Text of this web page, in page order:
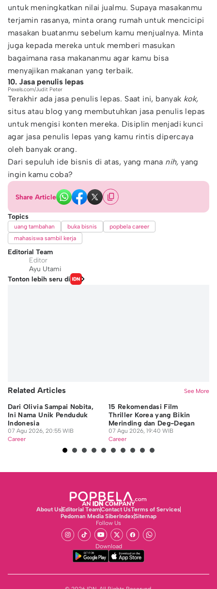
untuk meningkatkan nilai jualmu. Supaya masakanmu
terjamin rasanya, minta orang rumah untuk mencicipi
masakan buatanmu sebelum kamu menjualnya. Minta
juga kepada mereka untuk memberi masukan
bagaimana rasa makananmu agar kamu bisa
menyajikan makanan yang terbaik.
10. Jasa penulis lepas
Pexels.com/Judit Peter
Terakhir ada jasa penulis lepas. Saat ini, banyak kok,
situs atau blog yang membutuhkan jasa penulis lepas
untuk mengisi konten mereka. Disiplin menjadi kunci
agar jasa penulis lepas yang kamu rintis dipercaya
oleh banyak orang.
Dari sepuluh ide bisnis di atas, yang mana nih,yang
ingin kamu coba?
Share Article
Topics
uang tambahan buka bisnis
popbela career
mahasiswa sambil kerja
Editorial Team
Editor
Ayu Utami
Tonton lebih seru di
Related Articles See More
Dari Olivia Sampai Nobita,
Ini Nama Unik Penduduk
Indonesia
07 Agu 2026, 20:55 WIB
Career
15 Rekomendasi Film
Thriller Korea yang Bikin
Merinding dan Deg-Degan
07 Agu 2026, 19:40 WIB
Career
About UsEditorial TeamContact UsTerms of Services
Pedoman Media SiberIndexSitemap
Follow Us
Download